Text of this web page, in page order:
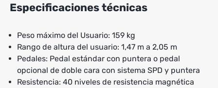
Especificaciones técnicas
Peso máximo del Usuario: 159 kg
Rango de altura del usuario: 1,47 m a 2,05 m
Pedales: Pedal estándar con puntera o pedal
opcional de doble cara con sistema SPD y puntera
Resistencia: 40 niveles de resistencia magnética